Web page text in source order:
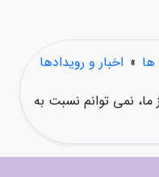
ها » اخبار و رویدادها
ما، نمی توانم نسبت به